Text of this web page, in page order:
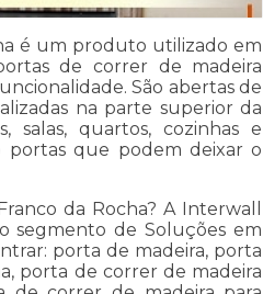
é um produto utilizado em
de correr de madeira
São abertas de
na parte superior da
salas, quartos, cozinhas e
portas que podem deixar o
da Rocha? A Interwall
segmento de Soluções em
porta de madeira, porta
porta de correr de madeira